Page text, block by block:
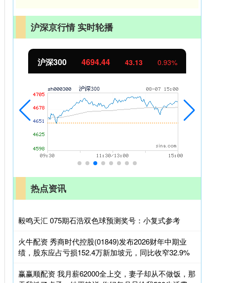
沪深京行情 实时轮播
沪深300 4694.44 43.13 0.93%
热点资讯
毅鸣天汇 075期石浩双色球预测奖号：小复式参考
火牛配资 秀商时代控股(01849)发布2026财年中期业
绩，股东应占亏损152.4万新加坡元，同比收窄32.9%
赢赢顺配资 我月薪62000全上交，妻子却从不做饭，那